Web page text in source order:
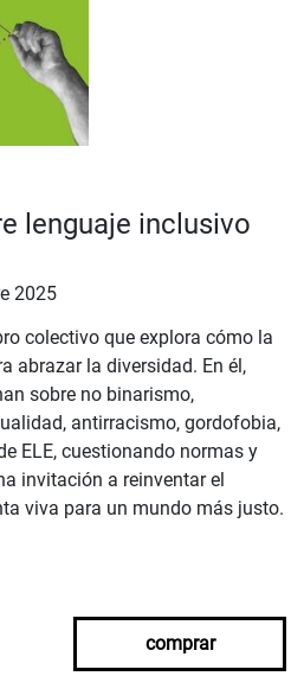
lenguaje inclusivo
2025
colectivo que explora cómo la
abrazar la diversidad. En él,
sobre no binarismo,
antirracismo, gordofobia,
ELE, cuestionando normas y
invitación a reinventar el
viva para un mundo más justo.
comprar